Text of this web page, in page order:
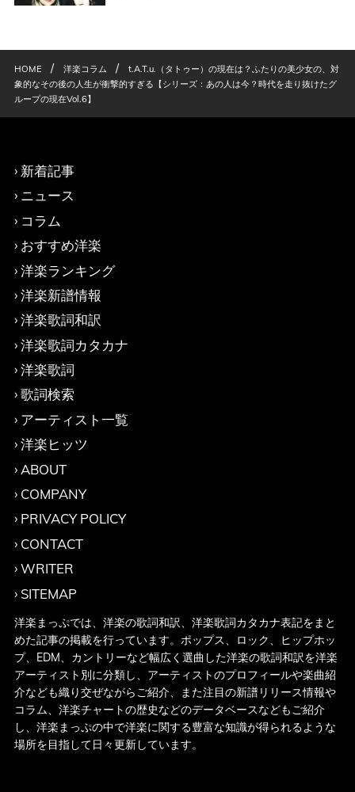
HOME / 洋楽コラム /
t.A.T.u.（タトゥー）の現在は？ふたりの美少女の、対
象的なその後の人生が衝撃的すぎる【シリーズ：あの人は今？時代を走り抜けたグ
ループの現在Vol.6】
新着記事
ニュース
コラム
おすすめ洋楽
洋楽ランキング
洋楽新譜情報
洋楽歌詞和訳
洋楽歌詞カタカナ
洋楽歌詞
歌詞検索
アーティスト一覧
洋楽ヒッツ
ABOUT
COMPANY
PRIVACY POLICY
CONTACT
WRITER
SITEMAP
洋楽まっぷでは、洋楽の歌詞和訳、洋楽歌詞カタカナ表記をまと
めた記事の掲載を行っています。ポップス、ロック、ヒップホッ
プ、EDM、カントリーなど幅広く選曲した洋楽の歌詞和訳を洋楽
アーティスト別に分類し、アーティストのプロフィールや楽曲紹
介なども織り交ぜながらご紹介、また注目の新譜リリース情報や
コラム、洋楽チャートの歴史などのデータベースなどもご紹介
し、洋楽まっぷの中で洋楽に関する豊富な知識が得られるような
場所を目指して日々更新しています。